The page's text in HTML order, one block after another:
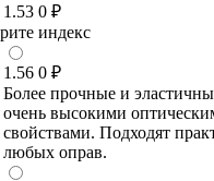
1.53 0 ₽
индекс
1.56 0 ₽
Более прочные и
очень высокими
свойствами. Подходят
любых оправ.